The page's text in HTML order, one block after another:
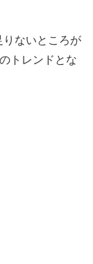
ないところが
トレンドとな